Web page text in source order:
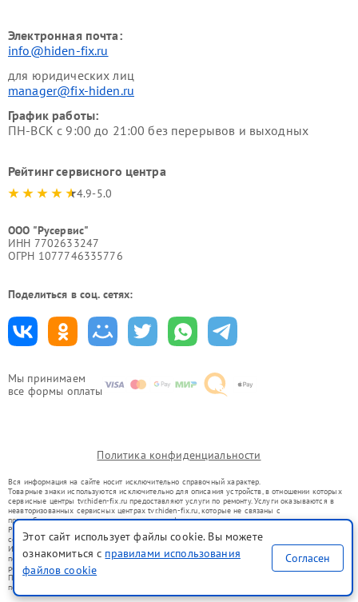
Мы принимаем
все формы оплаты
Электронная почта:
info@hiden-fix.ru
для юридических лиц
manager@fix-hiden.ru
График работы:
ПН-ВСК с 9:00 до 21:00 без перерывов и выходных
Рейтинг сервисного центра
4.9-5.0
ООО "Русервис"
ИНН 7702633247
ОГРН 1077746335776
Поделиться в соц. сетях:
Политика конфиденциальности
Вся информация на сайте носит исключительно справочный характер.
Товарные знаки используются исключительно для описания устройств, в отношении которых
сервисные центры tvr.hiden-fix.ru предоставляют услуги по ремонту. Услуги оказываются в
неавторизованных сервисных центрах tvr.hiden-fix.ru, которые не связаны с
правообладателями товарных знаков или их официальными представителями.
Ремонт осуществляется для устройств, уже введенных в гражданский оборот в соответствии
со статьей 1487 ГК РФ.
Использование товарных знаков не преследует цели индивидуализации услуг или введения
потребителей в заблуждение, а служит для информирования о предоставляемых услугах по
ремонту техники указанных брендов.
Представленная на сайте информация не является публичной офертой, определяемой
положениями Статьи 437(2) Гражданского кодекса РФ
Этот сайт использует файлы cookie. Вы можете
ознакомиться с правилами использования
файлов cookie
Согласен